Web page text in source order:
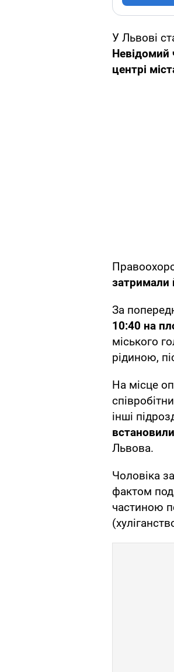
У Львові
Невідомий
центрі
затримали
За
10:40 на
міського
рідиною,
На місце
інші
Львова.
Чоловіка
фактом
частиною